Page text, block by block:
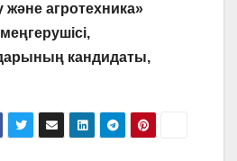
және агротехника»
кандидаты,